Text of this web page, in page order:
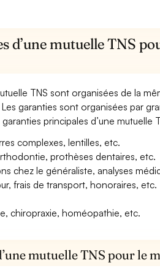
d’une mutuelle TNS
TNS sont organisées de la
garanties sont organisées par
principales d’une mutuelle
complexes, lentilles, etc.
prothèses dentaires, etc.
chez le généraliste, analyses
frais de transport, honoraires, etc.
chiropraxie, homéopathie, etc.
mutuelle TNS pour le